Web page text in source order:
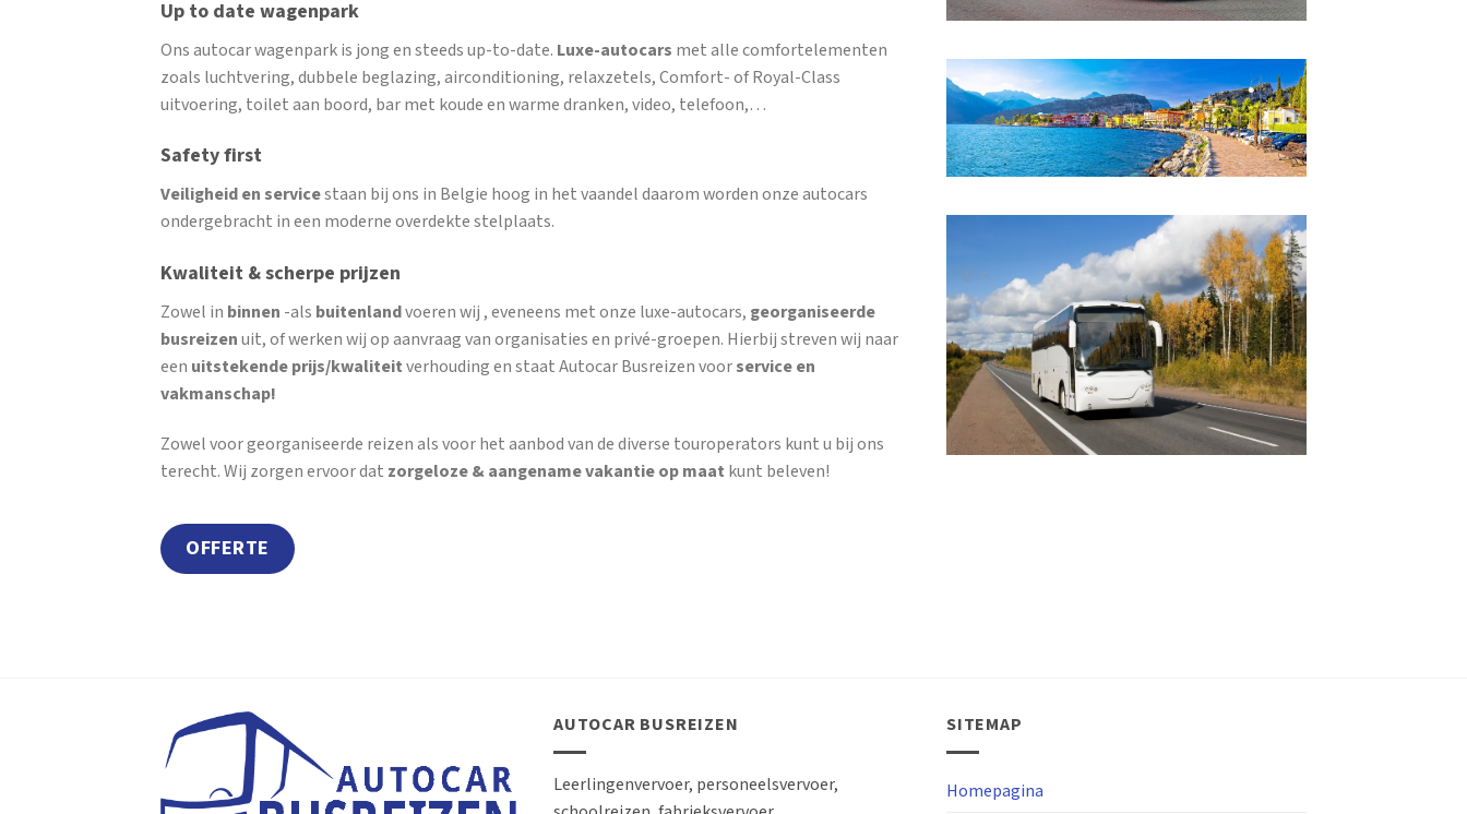
Up to date wagenpark
Ons autocar wagenpark is jong en steeds up-to-date. Luxe-autocars met alle comfortelementen
zoals luchtvering, dubbele beglazing, airconditioning, relaxzetels, Comfort- of Royal-Class
uitvoering, toilet aan boord, bar met koude en warme dranken, video, telefoon,…
Safety first
Veiligheid en servicestaan bij ons in Belgie hoog in het vaandel daarom worden onze autocars
ondergebracht in een moderne overdekte stelplaats.
Kwaliteit & scherpe prijzen
Zowel in binnen -als buitenlandvoeren wij , eveneens met onze luxe-autocars, georganiseerde
busreizenuit, of werken wij op aanvraag van organisaties en privé-groepen. Hierbij streven wij naar
een uitstekende prijs/kwaliteitverhouding en staat Autocar Busreizen voorservice en
vakmanschap!
Zowel voor georganiseerde reizen als voor het aanbod van de diverse touroperators kunt u bij ons
terecht. Wij zorgen ervoor dat zorgeloze & aangename vakantie op maat kunt beleven!
OFFERTE
AUTOCAR BUSREIZEN
Leerlingenvervoer, personeelsvervoer,
SITEMAP
Homepagina